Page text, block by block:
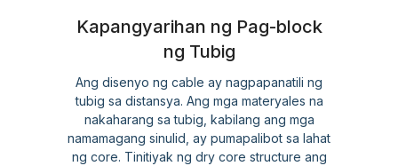
Kapangyarihan ng Pag-block
ng Tubig
Ang disenyo ng cable ay nagpapanatili ng
tubig sa distansya. Ang mga materyales na
nakaharang sa tubig, kabilang ang mga
namamagang sinulid, ay pumapalibot sa lahat
ng core. Tinitiyak ng dry core structure ang